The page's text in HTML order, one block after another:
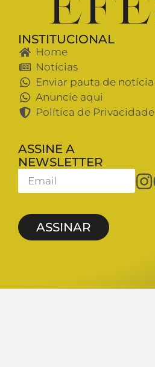
INSTITUCIONAL
Home
Notícias
Enviar pauta de notícia
Anuncie aqui
Política de Privacidade
ASSINE A
NEWSLETTER
ASSINAR